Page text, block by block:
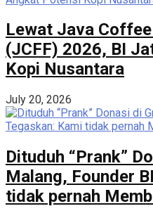
Lewat Java
(JCFF) 2026, BI
Kopi Nusantara
July 20, 2026
Dituduh “Prank”
Malang, Founder
tidak pernah